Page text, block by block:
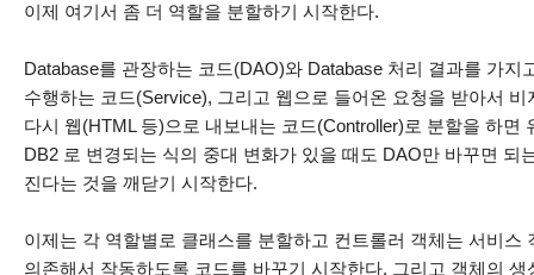
이제 여기서 좀 더 역할을 분할하기 시작한다.
Database를 관장하는 코드(DAO)와 Database 처리 결과를 가
수행하는 코드(Service), 그리고 웹으로 들어온 요청을 받아서
다시 웹(HTML 등)으로 내보내는 코드(Controller)로 분할을 하
DB2 로 변경되는 식의 중대 변화가 있을 때도 DAO만 바꾸면
진다는 것을 깨닫기 시작한다.
이제는 각 역할별로 클래스를 분할하고 컨트롤러 객체는 서비
의존해서 작동하도록 코드를 바꾸기 시작한다. 그리고 객체의